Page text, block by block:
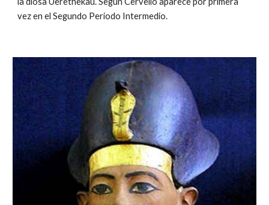
vez en el Segundo Período Intermedio.